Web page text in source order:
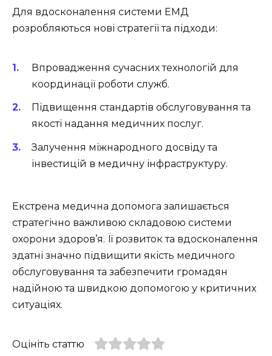
Для вдосконалення системи ЕМД
розробляються нові стратегії та підходи:
Впровадження сучасних технологій для
координації роботи служб.
Підвищення стандартів обслуговування та
якості надання медичних послуг.
Залучення міжнародного досвіду та
інвестицій в медичну інфраструктуру.
Екстрена медична допомога залишається
стратегічно важливою складовою системи
охорони здоров’я. Її розвиток та вдосконалення
здатні значно підвищити якість медичного
обслуговування та забезпечити громадян
надійною та швидкою допомогою у критичних
ситуаціях.
Оцініть статтю